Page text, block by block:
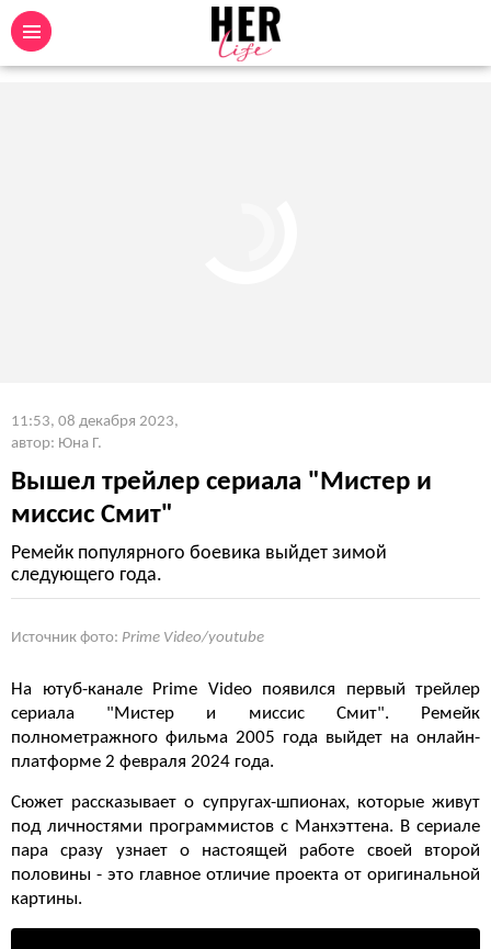
11:53, 08 декабря 2023,
автор: Юна Г.
Вышел трейлер сериала "Мистер и
миссис Смит"
Ремейк популярного боевика выйдет зимой
следующего года.
Источник фото: Prime Video/youtube
На ютуб-канале Prime Video появился первый трейлер
сериала "Мистер и миссис Смит". Ремейк
полнометражного фильма 2005 года выйдет на онлайн-
платформе 2 февраля 2024 года.
Сюжет рассказывает о супругах-шпионах, которые живут
под личностями программистов с Манхэттена. В сериале
пара сразу узнает о настоящей работе своей второй
половины - это главное отличие проекта от оригинальной
картины.